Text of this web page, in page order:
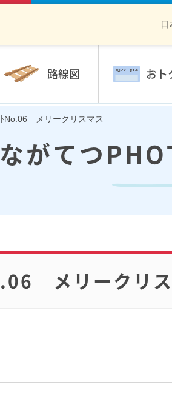
路線図 おト
日
ﾄNo.06 メリークリスマス
ながてつ
メリークリ